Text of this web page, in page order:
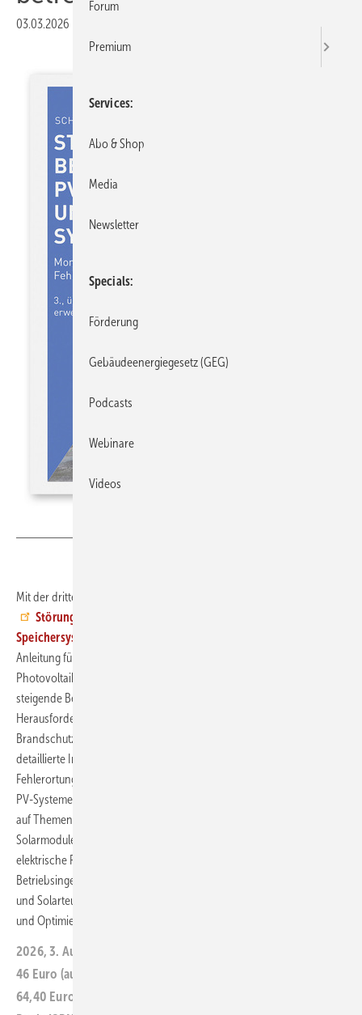
03.03.2026
Mit der dritten überarbeiteten und erweiterten Auflage des Fachbuchs
Störungsfreier Betrieb von PV-Anlagen und
Speichersystemen
Anleitung für die zuverlässige Wartung und Optimierung von
Photovoltaikanlagen. Das Buch greift aktuelle Entwicklungen wie die
steigende Bedeutung moderner Diagnosetechniken und die
Herausforderungen durch Verschmutzung, Witterungseinflüsse oder
Brandschutz bei Lithium-Ionen-Speichern auf. Die Neuauflage bietet
detaillierte Informationen zu Monitoring und Fernwartung,
Fehlerortung mittels Laser sowie zur Prüfung und Instandhaltung von
PV-Systemen und Batteriespeichern. Besondere Schwerpunkte liegen
auf Themen wie Solaranlagen auf Gründächern, Recycling von
Solarmodulen und Sicherheitsrisiken durch thermische und
elektrische Fehlbelastungen. Die Publikation richtet sich an
Betriebsingenieure, Elektrohandwerker, Fachplaner, Facility Manager,
und Solarteure, die praktische Hinweise zur Fehlersuche, Reinigung
und Optimierung von PV-Anlagen benötigen.
2026, 3. Auflage, 260 Seiten
46 Euro (auch als E-Book)
64,40 Euro (Buch + E-Book)
Forum
Premium
Services
Abo & Shop
Media
Newsletter
Specials
Förderung
Gebäudeenergiegesetz (GEG)
Podcasts
Webinare
Videos